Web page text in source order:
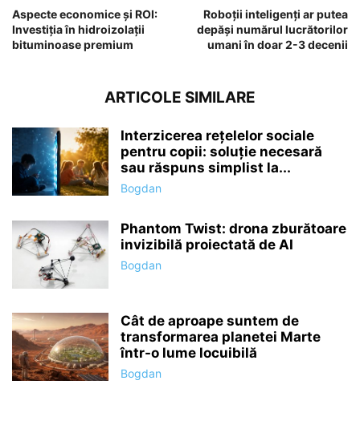
Aspecte economice și ROI:
Investiția în hidroizolații
bituminoase premium
Roboții inteligenți ar putea
depăși numărul lucrătorilor
umani în doar 2-3 decenii
ARTICOLE SIMILARE
Interzicerea rețelelor sociale
pentru copii: soluție necesară
sau răspuns simplist la...
Bogdan
Phantom Twist: drona zburătoare
invizibilă proiectată de AI
Bogdan
Cât de aproape suntem de
transformarea planetei Marte
într-o lume locuibilă
Bogdan